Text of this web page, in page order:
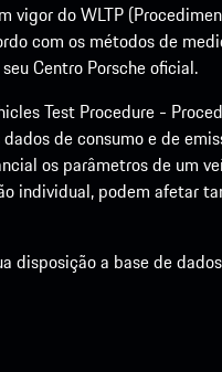
do WLTP
com os métodos de
Centro Porsche oficial.
Test Procedure -
de consumo e de
os parâmetros de um
individual, podem afetar
a base de